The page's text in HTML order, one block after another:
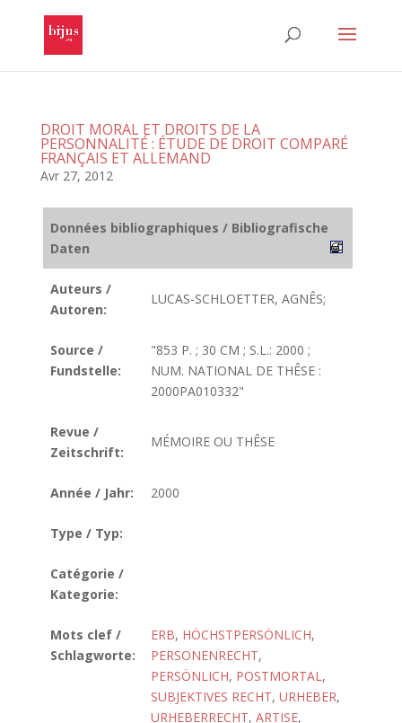
DROIT MORAL ET DROITS DE LA
PERSONNALITÉ : ÉTUDE DE DROIT COMPARÉ
FRANÇAIS ET ALLEMAND
Avr 27, 2012
Données bibliographiques / Bibliografische
Daten
Auteurs /
Autoren:
LUCAS-SCHLOETTER, AGNÊS;
Source /
Fundstelle:
"853 P. ; 30 CM ; S.L.: 2000 ;
NUM. NATIONAL DE THÊSE :
2000PA010332"
Revue /
Zeitschrift:
MÉMOIRE OU THÊSE
Année / Jahr: 2000
Type / Typ:
Catégorie /
Kategorie:
Mots clef /
Schlagworte:
ERB, HÖCHSTPERSÖNLICH,
PERSONENRECHT,
PERSÖNLICH, POSTMORTAL,
SUBJEKTIVES RECHT, URHEBER,
URHEBERRECHT, ARTISE,